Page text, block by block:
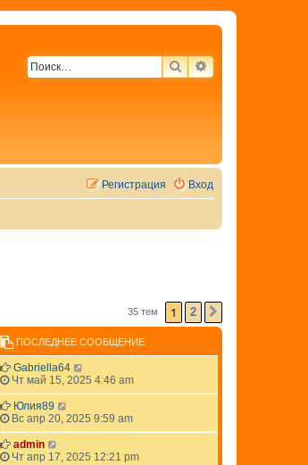
ПОИСКРАСШИРЕННЫЙ
Вход
Регистрация
35 тем 1 2
ПОСЛЕДНЕЕ СООБЩЕНИЕ
Gabriella64
Чт май 15, 2025 4:46 am
Юлия89
Вс апр 20, 2025 9:59 am
admin
Чт апр 17, 2025 12:21 pm